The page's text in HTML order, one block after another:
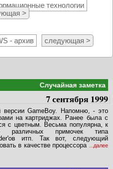
технологии
>
- архив следующая >
Случайная заметка
7 сентября 1999
GameBoy. Напомню, - это
на картриджах. Ранее была с
с цветным. Весьма популярна, к
различных примочек типа
итп. Так вот, следующий
в качестве процессора
...далее